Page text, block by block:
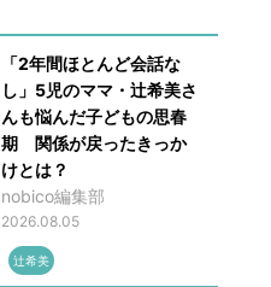
「2年間ほとんど会話な
し」5児のママ・辻希美さ
んも悩んだ子どもの思春
期 関係が戻ったきっか
けとは？
nobico編集部
2026.08.05
辻希美